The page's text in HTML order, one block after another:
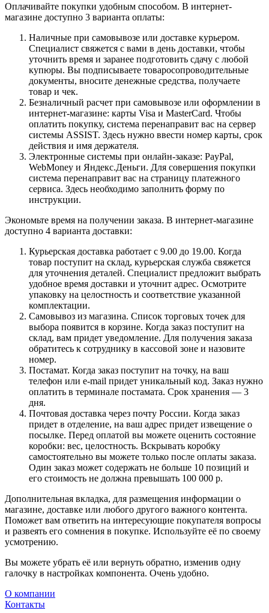
Оплачивайте покупки удобным способом. В интернет-
магазине доступно 3 варианта оплаты:
Наличные при самовывозе или доставке курьером.
Специалист свяжется с вами в день доставки, чтобы
уточнить время и заранее подготовить сдачу с любой
купюры. Вы подписываете товаросопроводительные
документы, вносите денежные средства, получаете
товар и чек.
Безналичный расчет при самовывозе или оформлении в
интернет-магазине: карты Visa и MasterCard. Чтобы
оплатить покупку, система перенаправит вас на сервер
системы ASSIST. Здесь нужно ввести номер карты, срок
действия и имя держателя.
Электронные системы при онлайн-заказе: PayPal,
WebMoney и Яндекс.Деньги. Для совершения покупки
система перенаправит вас на страницу платежного
сервиса. Здесь необходимо заполнить форму по
инструкции.
Экономьте время на получении заказа. В интернет-магазине
доступно 4 варианта доставки:
Курьерская доставка работает с 9.00 до 19.00. Когда
товар поступит на склад, курьерская служба свяжется
для уточнения деталей. Специалист предложит выбрать
удобное время доставки и уточнит адрес. Осмотрите
упаковку на целостность и соответствие указанной
комплектации.
Самовывоз из магазина. Список торговых точек для
выбора появится в корзине. Когда заказ поступит на
склад, вам придет уведомление. Для получения заказа
обратитесь к сотруднику в кассовой зоне и назовите
номер.
Постамат. Когда заказ поступит на точку, на ваш
телефон или e-mail придет уникальный код. Заказ нужно
оплатить в терминале постамата. Срок хранения — 3
дня.
Почтовая доставка через почту России. Когда заказ
придет в отделение, на ваш адрес придет извещение о
посылке. Перед оплатой вы можете оценить состояние
коробки: вес, целостность. Вскрывать коробку
самостоятельно вы можете только после оплаты заказа.
Один заказ может содержать не больше 10 позиций и
его стоимость не должна превышать 100 000 р.
Дополнительная вкладка, для размещения информации о
магазине, доставке или любого другого важного контента.
Поможет вам ответить на интересующие покупателя вопросы
и развеять его сомнения в покупке. Используйте её по своему
усмотрению.
Вы можете убрать её или вернуть обратно, изменив одну
галочку в настройках компонента. Очень удобно.
О компании
Контакты